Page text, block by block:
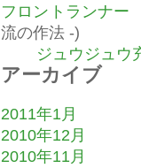
フロントランナー
流の作法 -)
ジュウジュウ
アーカイブ
2011年1月
2010年12月
2010年11月